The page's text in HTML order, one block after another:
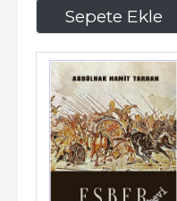
Sepete Ekle
217,50